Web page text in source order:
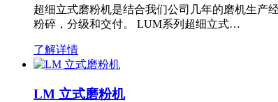
超细立式磨粉机是结合我们公司几年的磨机生产
粉碎，分级和交付。 LUM系列超细立式…
了解详情
LM 立式磨粉机